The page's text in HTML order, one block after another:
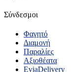
Σύνδεσμοι
Φαγητό
Διαμονή
Παραλίες
Αξιοθέατα
EviaDelivery